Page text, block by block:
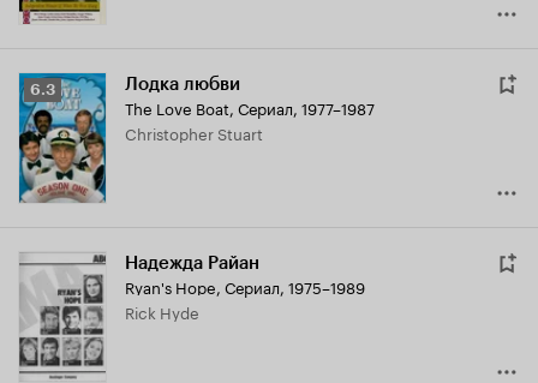
Рейтинг
Кинопоиска
6.3
6.3 Лодка любви
The Love Boat, Сериал, 1977–1987
Christopher Stuart
Надежда Райан
Ryan's Hope, Сериал, 1975–1989
Rick Hyde